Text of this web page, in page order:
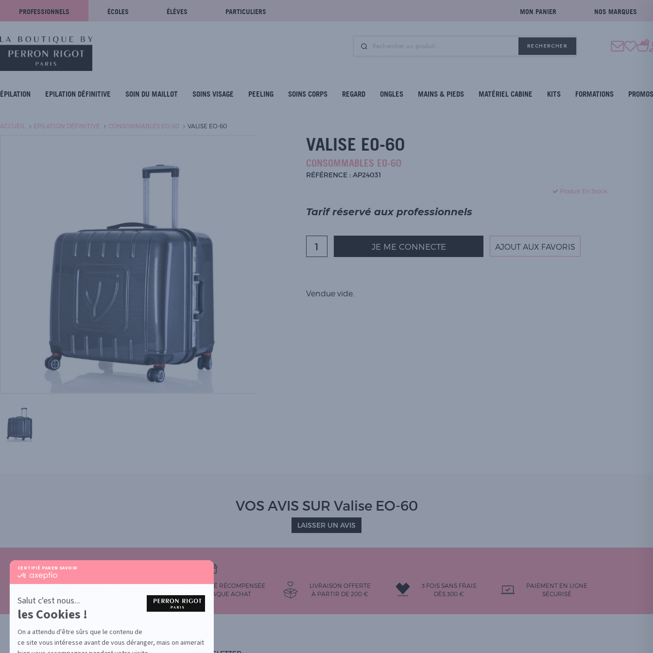
CERTIFIÉ PAR EN SAVOIR PLUS SUR
certifié
-
En
savoir
plus
sur
Axeptio
Salut c'est nous...
les Cookies !
On a attendu d'être sûrs que le contenu de
ce site vous intéresse avant de vous déranger, mais on aimerait
PROFESSIONNELS ÉCOLES ÉLÈVES PARTICULIERS MON PANIER NOS MARQUES
RECHERCHER
0
ÉPILATION EPILATION DÉFINITIVE SOIN DU MAILLOT SOINS VISAGE PEELING SOINS CORPS REGARD ONGLES MAINS & PIEDS MATÉRIEL CABINE KITS FORMATIONS PROMOS
ACCUEIL EPILATION DÉFINITIVE CONSOMMABLES EO-60 VALISE EO-60
VALISE EO-60
CONSOMMABLES EO-60
RÉFÉRENCE : AP24031
Produit En Stock
Tarif réservé aux professionnels
JE ME CONNECTE AJOUT AUX FAVORIS
Vendue vide.
VOS AVIS SUR Valise EO-60
LAISSER UN AVIS
VOTRE FIDÉLITÉ RÉCOMPENSÉE
POUR CHAQUE ACHAT
LIVRAISON OFFERTE
À PARTIR DE 200 €
3 FOIS SANS FRAIS
DÈS 300 €
PAIEMENT EN LIGNE
SÉCURISÉ